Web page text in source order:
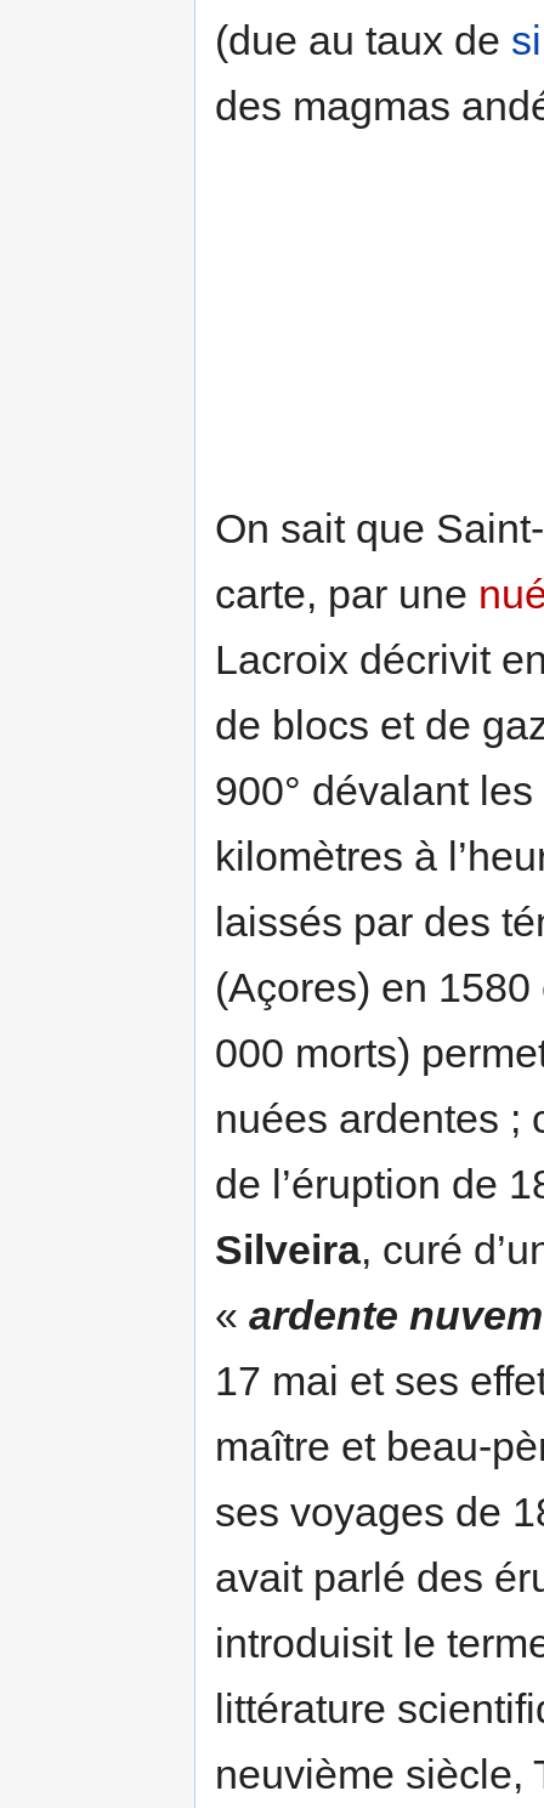
(due au taux de
des magmas
On sait que
carte, par une
Lacroix décrivit
de blocs et de
900° dévalant
kilomètres à
laissés par des
(Açores) en
000 morts)
nuées ardentes ;
de l’éruption de
Silveira, curé
« ardente nuvem
17 mai et ses
maître et beau-
ses voyages de
avait parlé des
introduisit le
littérature
neuvième siècle,